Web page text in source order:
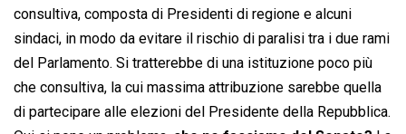
consultiva, composta di Presidenti di regione e alcuni
sindaci, in modo da evitare il rischio di paralisi tra i due rami
del Parlamento. Si tratterebbe di una istituzione poco più
che consultiva, la cui massima attribuzione sarebbe quella
di partecipare alle elezioni del Presidente della Repubblica.